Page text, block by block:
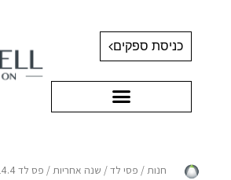
כניסת ספקים
חנות / פסי לד/ שנה אחריות